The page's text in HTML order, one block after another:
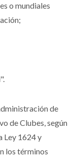
o mundiales
de
de Clubes, según
Ley 1624 y
los términos